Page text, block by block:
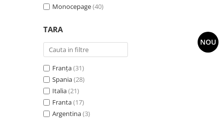
Monocepage(40)
TARA
Franța(31)
Spania(28)
Italia(21)
Franta(17)
Argentina(3)
NOU